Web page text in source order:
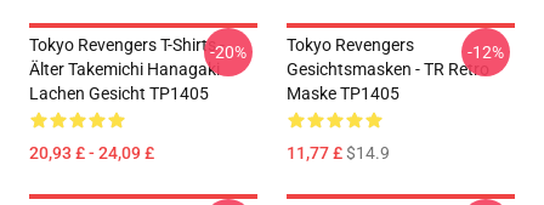
Tokyo Revengers T-Shirts -
Älter Takemichi Hanagaki
Lachen Gesicht TP1405
20,93 £ - 24,09 £
-20%
Tokyo Revengers
Gesichtsmasken - TR Retro
Maske TP1405
11,77 £$14.9
-12%